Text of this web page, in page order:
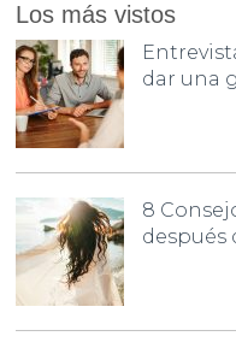
Los más vistos
dar una
8
después